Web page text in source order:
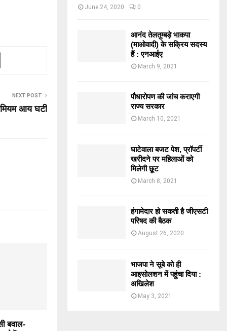
NEXT POST
आय घटी
बवाल-
June 24, 2020 0
आनंद तेलतुम्बड़े भाकपा
(माओवादी) के सक्रिय सदस्य
हैं : एनआईए
March 9, 2021
पौधारोपण की जांच कराएगी
राज्य सरकार
March 10, 2021
घाटेवाला बजट पेश, प्रॉपर्टी
खरीदने पर महिलाओं को
मिलेगी छूट
March 8, 2021
हंगामेदार हो सकती है जीएसटी
परिषद की बैठक
August 26, 2020
भाजपा ने सूबे को ही
आइसोलशन में पहुंचा दिया :
अखिलेश
May 3, 2021